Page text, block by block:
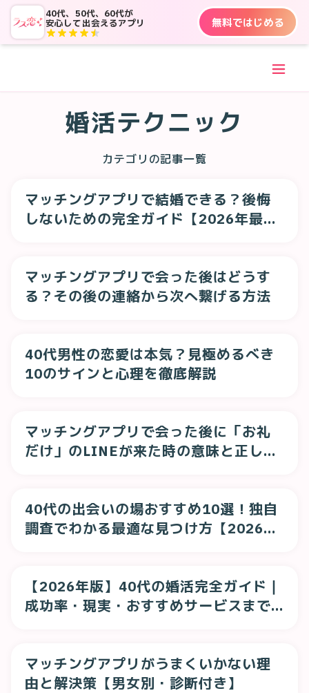
1 40代、50代、60代が
安心して出会えるアプリ
無料ではじめる
婚活テクニック
カテゴリの記事一覧
マッチングアプリで結婚できる？後悔
しないための完全ガイド【2026年最新
マッチングアプリで会った後はどうす
る？その後の連絡から次へ繋げる方法
40代男性の恋愛は本気？見極めるべき
10のサインと心理を徹底解説
マッチングアプリで会った後に「お礼
だけ」のLINEが来た時の意味と正しい
40代の出会いの場おすすめ10選！独自
調査でわかる最適な見つけ方【2026
【2026年版】40代の婚活完全ガイド｜
成功率・現実・おすすめサービスまで
マッチングアプリがうまくいかない理
由と解決策【男女別・診断付き】